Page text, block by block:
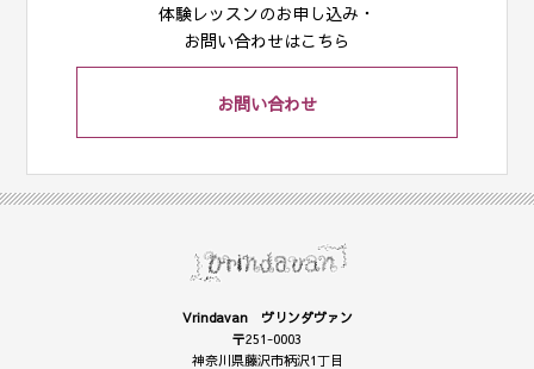
体験レッスンのお申し込み・
お問い合わせはこちら
お問い合わせ
Vrindavan ヴリンダヴァン
〒251-0003
神奈川県藤沢市柄沢1丁目